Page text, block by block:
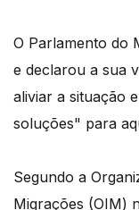
O Parlamento do
e declarou a sua
aliviar a situação
soluções" para
Segundo a
Migrações (OIM)